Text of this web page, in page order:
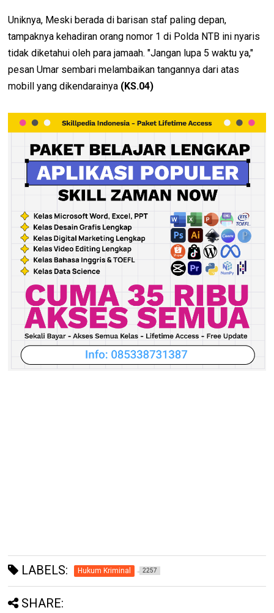
Uniknya, Meski berada di barisan staf paling depan,
tampaknya kehadiran orang nomor 1 di Polda NTB ini nyaris
tidak diketahui oleh para jamaah. "Jangan lupa 5 waktu ya,"
pesan Umar sembari melambaikan tangannya dari atas
mobill yang dikendarainya (KS.04)
LABELS: Hukum Kriminal 2257
SHARE: